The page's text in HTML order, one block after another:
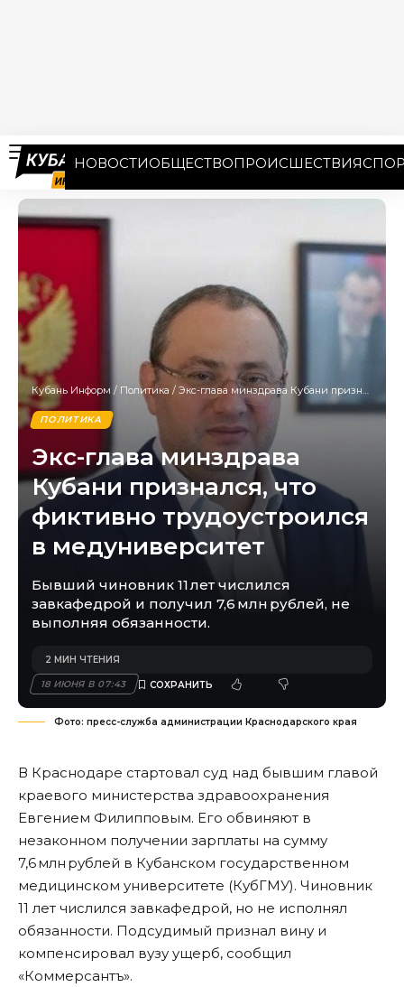
НОВОСТИОБЩЕСТВОПРОИСШЕСТВИЯ
Кубань Информ / Политика / Экс-глава минздрава Кубани признался, что фиктивно трудоустроился в медуниверситет
ПОЛИТИКА
Экс-глава минздрава
Кубани признался, что
фиктивно трудоустроился
в медуниверситет
Бывший чиновник 11 лет числился
завкафедрой и получил 7,6 млн рублей, не
выполняя обязанности.
18 ИЮНЯ В 07:43
2 МИН ЧТЕНИЯ
Фото: пресс-служба администрации Краснодарского края
В Краснодаре стартовал суд над бывшим главой
краевого министерства здравоохранения
Евгением Филипповым. Его обвиняют в
незаконном получении зарплаты на сумму
7,6 млн рублей в Кубанском государственном
медицинском университете (КубГМУ). Чиновник
11 лет числился завкафедрой, но не исполнял
обязанности. Подсудимый признал вину и
компенсировал вузу ущерб, сообщил
«Коммерсантъ».